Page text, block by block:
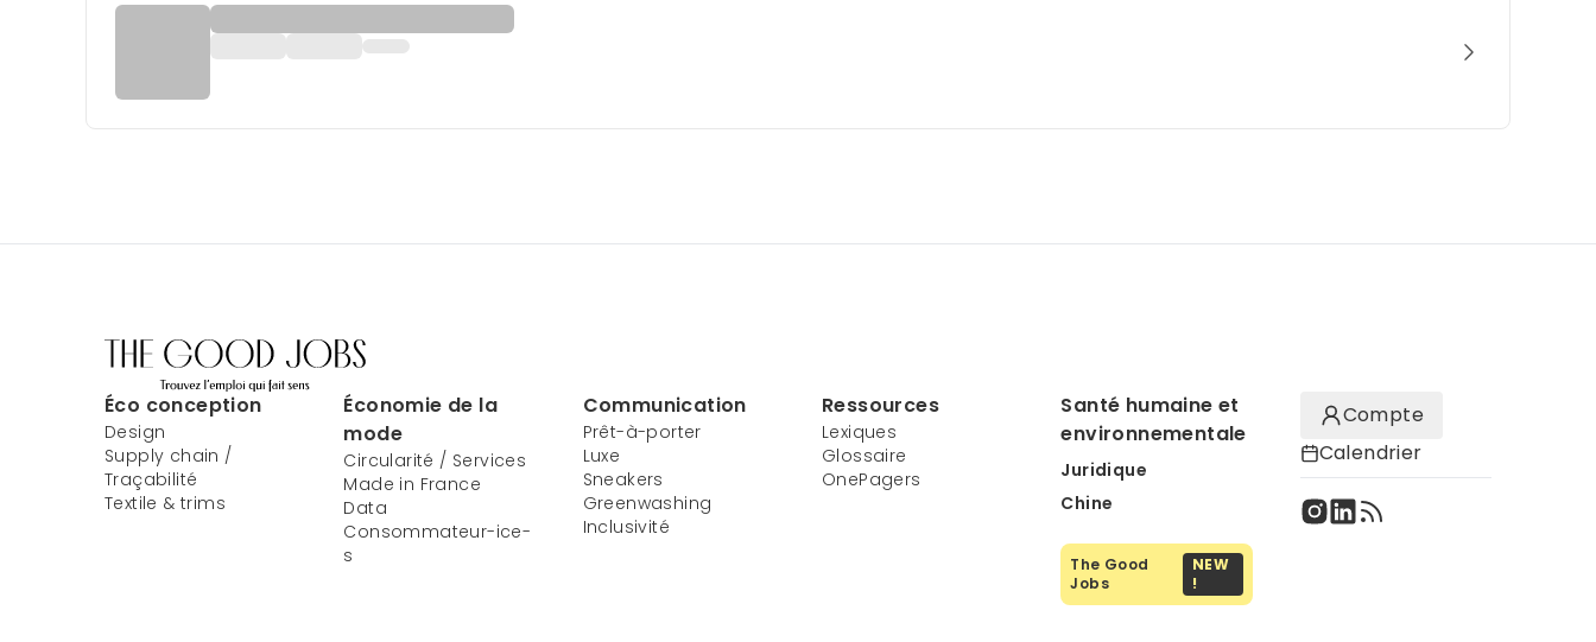
Éco conception
Design
Supply chain /
Traçabilité
Textile & trims
Économie de la
mode
Circularité / Services
Made in France
Data
Consommateur-ice-
s
Communication
Prêt-à-porter
Luxe
Sneakers
Greenwashing
Inclusivité
Ressources
Lexiques
Glossaire
OnePagers
Santé humaine et
environnementale
Juridique
Chine
The Good
Jobs
NEW
!
Compte
Calendrier